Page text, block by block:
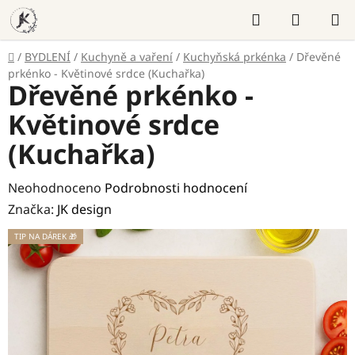
Přejít
na
obsah
Hledat
KOŠÍK
Domů
/ BYDLENÍ / Kuchyně a vaření / Kuchyňská prkénka / Dřevěné
prkénko - Květinové srdce (Kuchařka)
Dřevěné prkénko -
Květinové srdce
(Kuchařka)
Průměrné
hodnocení
produktu
je
0,0
Neohodnoceno Podrobnosti hodnocení
Značka: JK design
TIP NA DÁREK 🎁